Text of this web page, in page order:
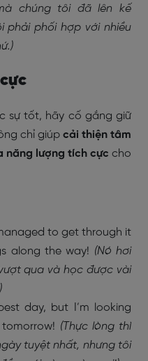
chúng tôi đã lên kế
phải phối hợp với nhiều
sự tốt, hãy cố gắng giữ
chỉ giúp cải thiện tâm
năng lượng tích cực cho
to get through it
along the way! (Nó hơi
qua và học được vài
day, but I’m looking
(Thực lòng thì
tuyệt nhất, nhưng tôi